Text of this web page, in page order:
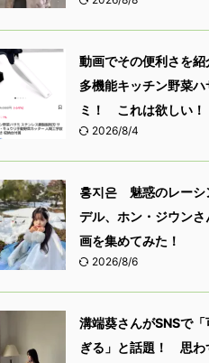
動画でその便利さを
多機能キッチン野菜ハ
ミ！ これは欲しい！
2026/8/4
홍지은 魅惑のレーシ
デル、ホン・ジウンさ
画を集めてみた！
2026/8/6
溝端葵さんがSNSで「
ぎる」と話題！ 思わ